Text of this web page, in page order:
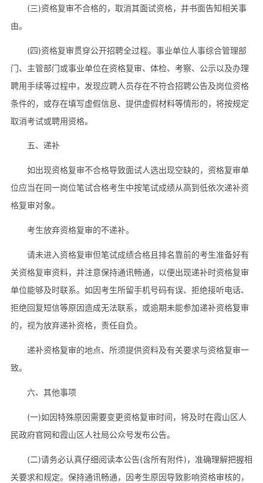
(三)资格复审不合格的，取消其面试资格，并书面告知相关事
由。
(四)资格复审贯穿公开招聘全过程。事业单位人事综合管理部
门、主管部门或事业单位在资格复审、体检、考察、公示以及办理
聘用手续等过程中，发现应聘人员存在不符合招聘公告及岗位资格
条件的，或存在填写虚假信息、提供虚假材料等情形的，将按规定
取消考试或聘用资格。
五、递补
如出现资格复审不合格导致面试人选出现空缺的，资格复审单
位应当在同一岗位笔试合格考生中按笔试成绩从高到低依次递补资
格复审对象。
考生放弃资格复审的不递补。
请未进入资格复审但笔试成绩合格且排名靠前的考生准备好有
关资格复审资料，并注意保持通讯畅通，以便出现递补时资格复审
单位能够及时联系。如因考生所留手机号码有误、拒绝接听电话、
拒绝回复短信等原因造成无法联系，或逾期未能参加递补资格复审
的，视为放弃递补资格，责任自负。
递补资格复审的地点、所须提供资料及有关要求与资格复审一
致。
六、其他事项
(一)如因特殊原因需要变更资格复审时间，将及时在霞山区人
民政府官网和霞山区人社局公众号发布公告。
(二)请务必认真仔细阅读本公告(含所有附件)，准确理解把握相
关要求和规定。保持通讯畅通，因考生原因导致影响资格审核的，